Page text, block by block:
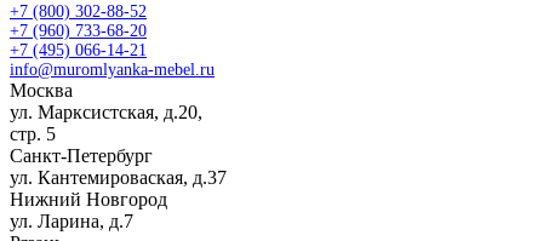
+7 (800) 302-88-52
+7 (960) 733-68-20
+7 (495) 066-14-21
info@muromlyanka-mebel.ru
Москва
ул. Марксистская, д.20,
стр. 5
Санкт-Петербург
ул. Кантемироваская, д.37
Нижний Новгород
ул. Ларина, д.7